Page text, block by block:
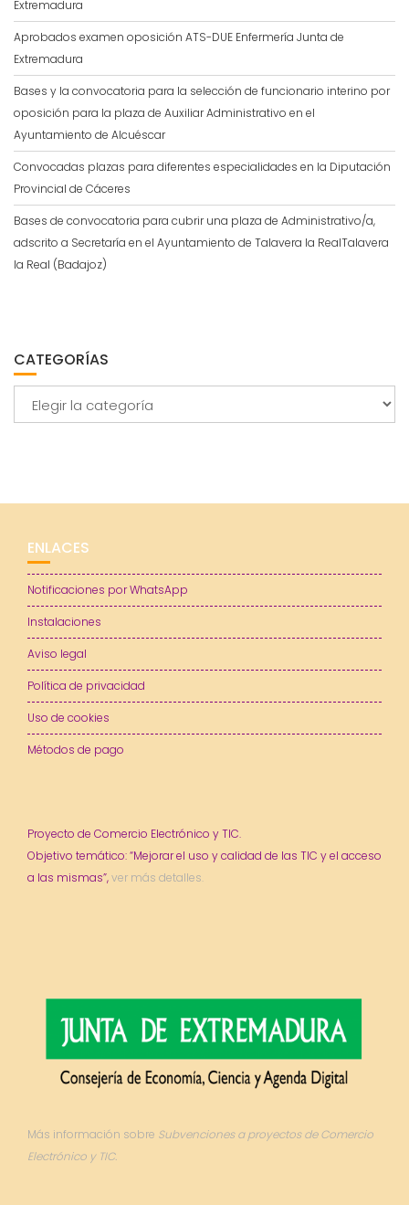
Extremadura
Aprobados examen oposición ATS-DUE Enfermería Junta de
Extremadura
Bases y la convocatoria para la selección de funcionario interino por
oposición para la plaza de Auxiliar Administrativo en el
Ayuntamiento de Alcuéscar
Convocadas plazas para diferentes especialidades en la Diputación
Provincial de Cáceres
Bases de convocatoria para cubrir una plaza de Administrativo/a,
adscrito a Secretaría en el Ayuntamiento de Talavera la RealTalavera
la Real (Badajoz)
CATEGORÍAS
ENLACES
Notificaciones por WhatsApp
Instalaciones
Aviso legal
Política de privacidad
Uso de cookies
Métodos de pago
Proyecto de Comercio Electrónico y TIC.
Objetivo temático: “Mejorar el uso y calidad de las TIC y el acceso
a las mismas”,ver más detalles.
Más información sobre Subvenciones a proyectos de Comercio
Electrónico y TIC.